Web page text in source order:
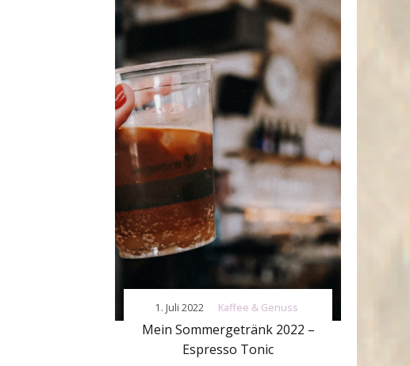
Kaffee & Genuss
Mein Sommergetränk 2022 –
Espresso Tonic
1. Juli 2022